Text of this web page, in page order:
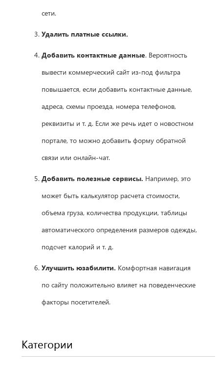
сети.
Удалить платные ссылки.
Добавить контактные данные. Вероятность
вывести коммерческий сайт из-под фильтра
повышается, если добавить контактные данные,
адреса, схемы проезда, номера телефонов,
реквизиты и т. д. Если же речь идет о новостном
портале, то можно добавить форму обратной
связи или онлайн-чат.
Добавить полезные сервисы. Например, это
может быть калькулятор расчета стоимости,
объема груза, количества продукции, таблицы
автоматического определения размеров одежды,
подсчет калорий и т. д.
Улучшить юзабилити. Комфортная навигация
по сайту положительно влияет на поведенческие
факторы посетителей.
Категории